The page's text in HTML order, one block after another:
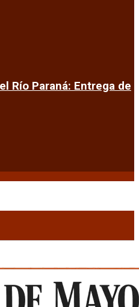
Río Paraná: Entrega de